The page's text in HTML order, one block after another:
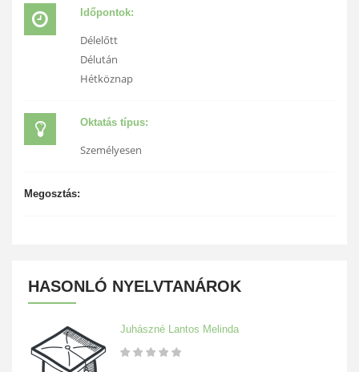
Időpontok:
Délelőtt
Délután
Hétköznap
Oktatás típus:
Személyesen
Megosztás:
HASONLÓ NYELVTANÁROK
Juhászné Lantos Melinda